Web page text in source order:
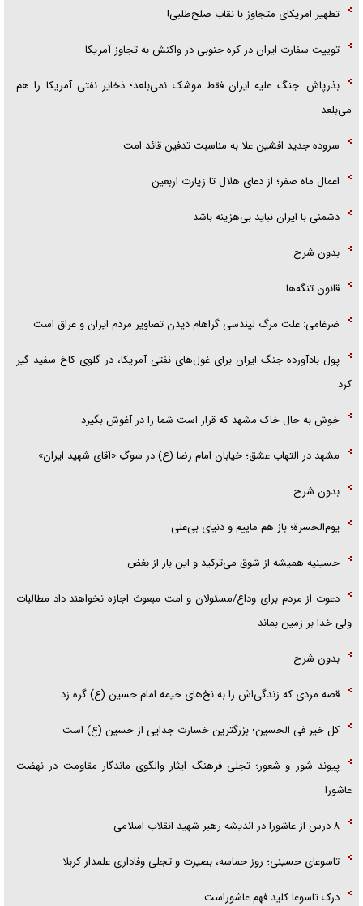
تطهیر امریکای متجاوز با نقاب صلح‌طلبی!
توییت سفارت ایران در کره جنوبی در واکنش به تجاوز آمریکا
بذرپاش: ‏جنگ علیه ایران فقط موشک نمی‌بلعد؛ ذخایر نفتی آمریکا را هم
می‌بلعد
سروده جدید افشین علا به مناسبت تدفین قائد امت
اعمال ماه صفر؛ از دعای هلال تا زیارت اربعین
دشمنی با ایران نباید بی‌هزینه باشد
بدون شرح
قانون تنگه‌ها
ضرغامی: علت مرگ لیندسی گراهام دیدن تصاویر مردم ایران و عراق است
پول بادآورده جنگ ایران برای غول‌های نفتی آمریکا، در گلوی کاخ سفید گیر
کرد
خوش به حال خاک مشهد که قرار است شما را در آغوش بگیرد
مشهد در التهاب عشق؛ خیابان امام رضا (ع) در سوگِ «آقای شهید ایران»
بدون شرح
یوم‌الحسرة؛ باز هم ماییم و دنیای بی‌علی
حسینیه همیشه از شوق می‌ترکید و این بار از بغض
دعوت از مردم برای وداع/مسئولان و امت مبعوث اجازه نخواهند داد مطالبات
ولی خدا بر زمین بماند
بدون شرح
قصه مردی که زندگی‌اش را به نخ‌های خیمه امام حسین (ع) گره زد
کل خیر فی الحسین؛ بزرگترین خسارت جدایی از حسین (ع) است
پیوند شور و شعور؛ تجلی فرهنگ ایثار والگوی ماندگار مقاومت در نهضت
عاشورا
۸ درس از عاشورا در اندیشه رهبر شهید انقلاب اسلامی
تاسوعای حسینی؛ روز حماسه، بصیرت و تجلی وفاداری علمدار کربلا
درک تاسوعا کلید فهم عاشوراست